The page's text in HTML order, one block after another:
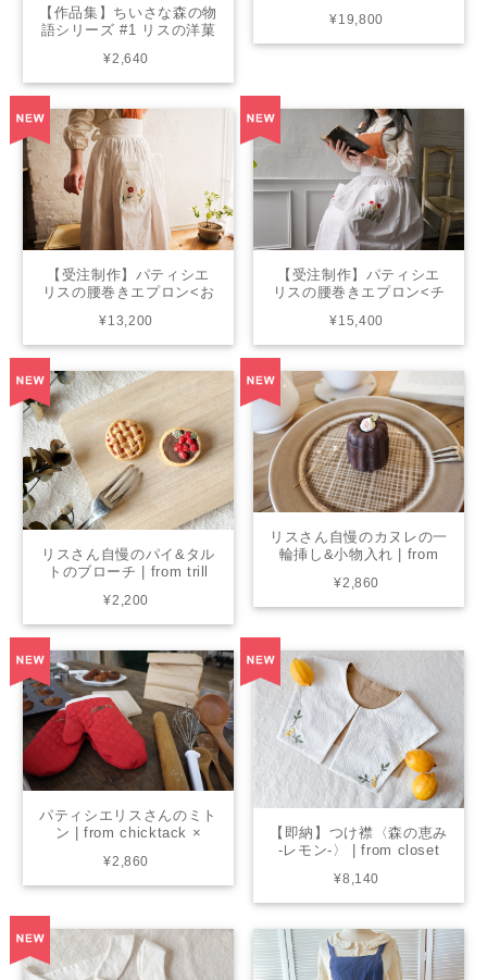
【作品集】ちいさな森の物
語シリーズ #1 リスの洋菓
¥2,640
¥19,800
【受注制作】パティシエ
リスの腰巻きエプロン<お
¥13,200
【受注制作】パティシエ
リスの腰巻きエプロン<チ
¥15,400
リスさん自慢のパイ&タル
トのブローチ | from trill
¥2,200
リスさん自慢のカヌレの一
輪挿し&小物入れ | from
¥2,860
パティシエリスさんのミト
ン | from chicktack ×
¥2,860
【即納】つけ襟〈森の恵み
-レモン-〉 | from closet
¥8,140